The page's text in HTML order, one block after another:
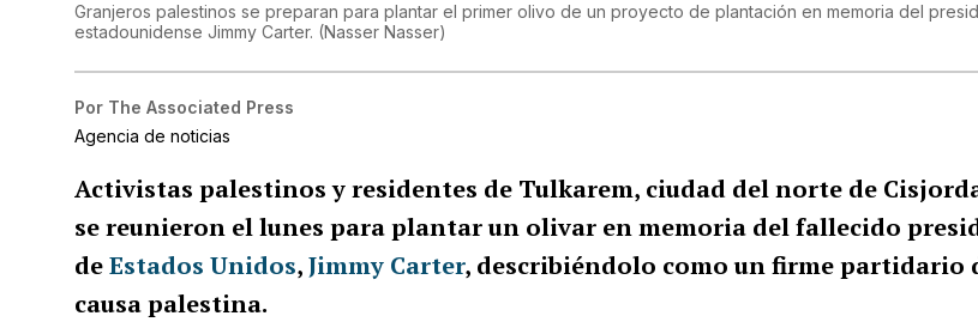
Granjeros palestinos se preparan para plantar el primer olivo de un proyecto de plantación en memoria del
estadounidense Jimmy Carter. (Nasser Nasser)
Por The Associated Press
Agencia de noticias
Activistas palestinos y residentes de Tulkarem, ciudad del norte de
se reunieron el lunes para plantar un olivar en memoria del fallecido
deEstados Unidos,Jimmy Carter, describiéndolo como un firme partidario
causa palestina.